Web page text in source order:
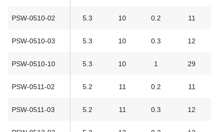
PSW-0510-02 5.3 10 0.2 11
PSW-0510-03 5.3 10 0.3 12
PSW-0510-10 5.3 10 1 29
PSW-0511-02 5.2 11 0.2 11
PSW-0511-03 5.2 11 0.3 12